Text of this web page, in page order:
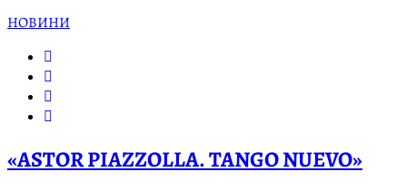
НОВИНИ
«ASTOR PIAZZOLLA. TANGO NUEVO»